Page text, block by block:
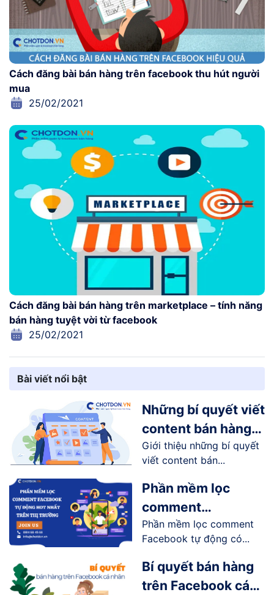
Cách đăng bài bán hàng trên facebook thu hút người
mua
25/02/2021
Cách đăng bài bán hàng trên marketplace – tính năng
bán hàng tuyệt vời từ facebook
25/02/2021
Bài viết nổi bật
Những bí quyết viết
content bán hàng
online trên
Facebook
Giới thiệu những bí quyết
viết content bán...
Phần mềm lọc
comment
Facebook tự động
hot nhất trên thị
trường
Phần mềm lọc comment
Facebook tự động có...
Bí quyết bán hàng
trên Facebook cá